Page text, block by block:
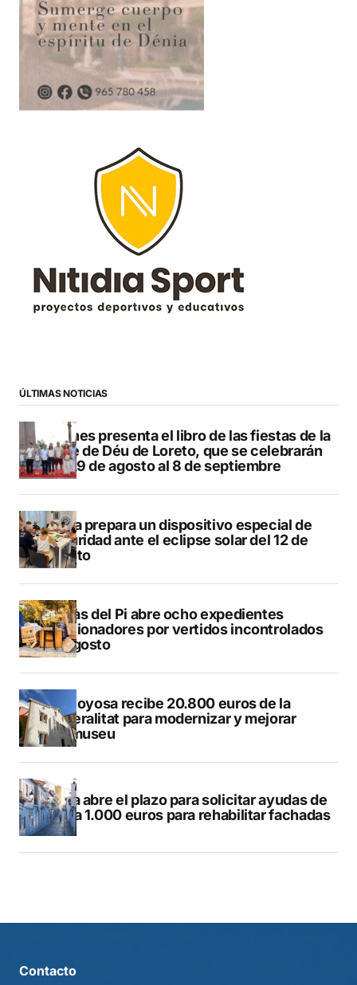
ÚLTIMAS NOTICIAS
Duanes presenta el libro de las fiestas de la
Mare de Déu de Loreto, que se celebrarán
del 29 de agosto al 8 de septiembre
Xàbia prepara un dispositivo especial de
seguridad ante el eclipse solar del 12 de
agosto
L’Alfàs del Pi abre ocho expedientes
sancionadores por vertidos incontrolados
en agosto
Villajoyosa recibe 20.800 euros de la
Generalitat para modernizar y mejorar
Vilamuseu
Altea abre el plazo para solicitar ayudas de
hasta 1.000 euros para rehabilitar fachadas
Contacto